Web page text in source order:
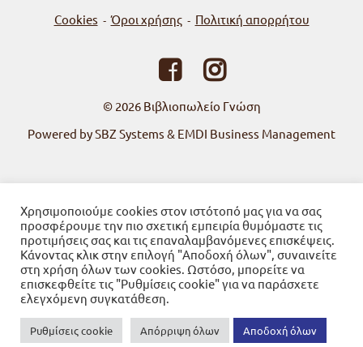
Cookies - Όροι χρήσης - Πολιτική απορρήτου
© 2026 Βιβλιοπωλείο Γνώση
Powered by SBZ Systems & EMDI Business Management
0
Χρησιμοποιούμε cookies στον ιστότοπό μας για να σας
προσφέρουμε την πιο σχετική εμπειρία θυμόμαστε τις
προτιμήσεις σας και τις επαναλαμβανόμενες επισκέψεις.
Κάνοντας κλικ στην επιλογή "Αποδοχή όλων", συναινείτε
στη χρήση όλων των cookies. Ωστόσο, μπορείτε να
επισκεφθείτε τις "Ρυθμίσεις cookie" για να παράσχετε
ελεγχόμενη συγκατάθεση.
Ρυθμίσεις cookie Απόρριψη όλων Αποδοχή όλων